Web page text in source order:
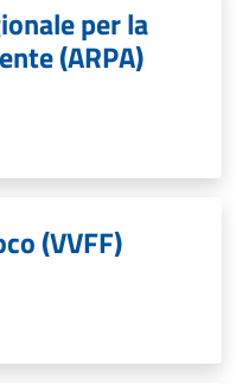
per la
(ARPA)
(VVFF)